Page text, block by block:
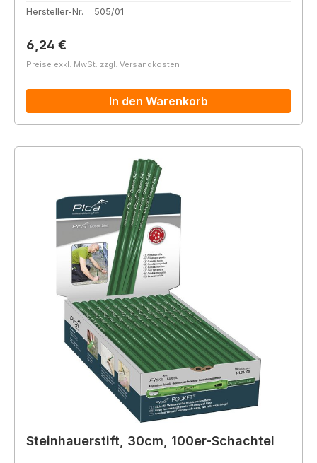
Hersteller-Nr.
505/01
Regulärer Preis:
6,24 €
Preise exkl. MwSt. zzgl. Versandkosten
In den Warenkorb
Steinhauerstift, 30cm, 100er-Schachtel